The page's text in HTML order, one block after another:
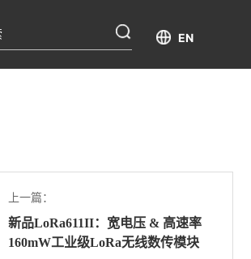
EN
上一篇：
新品LoRa611II：宽电压 & 高速率
160mW工业级LoRa无线数传模块